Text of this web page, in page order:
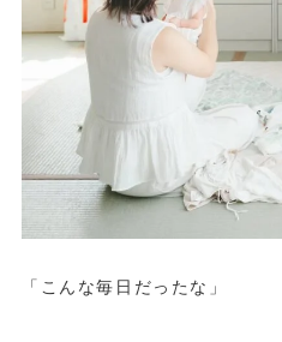
「こんな毎日だったな」